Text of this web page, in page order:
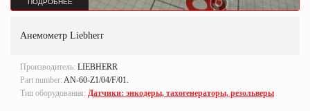
ПОДРОБНЕЕ
Анемометр Liebherr
Производитель: LIEBHERR
Part number: AN-60-Z1/04/F/01.
Тип оборудования: Датчики: энкодеры, тахогенераторы, резольверы